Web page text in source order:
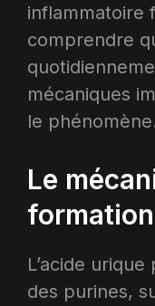
inflammatoire
comprendre
mécaniques
le
Le
L’acide
des purines,